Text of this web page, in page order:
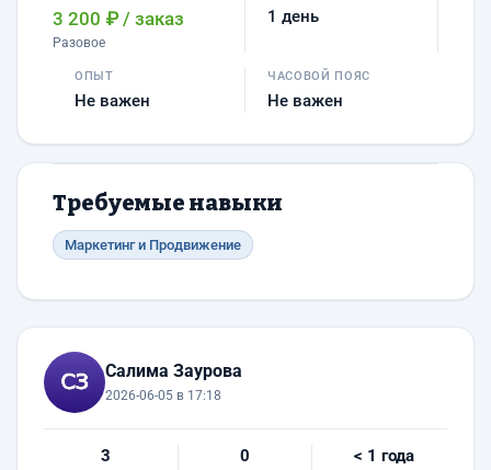
3 200 ₽ / заказ
Разовое
1 день
ОПЫТ
Не важен
ЧАСОВОЙ ПОЯС
Не важен
Требуемые навыки
Маркетинг и Продвижение
Салима Заурова
2026-06-05 в 17:18
3 0 < 1 года